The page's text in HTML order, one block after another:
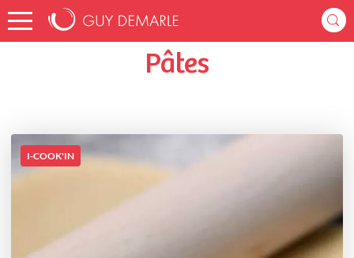
Accueil rebeccam_4067
Pâtes
I-COOK'IN